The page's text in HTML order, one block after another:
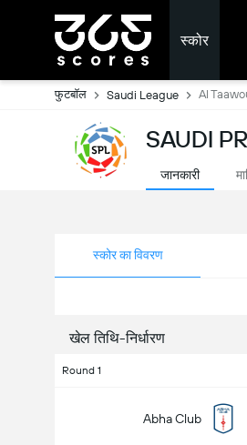
स्कोर
फुटबॉल Saudi League Al
SAUDI
जानकारी
स्कोर का विवरण
खेल तिथि-निर्धारण
Round 1
Abha Club